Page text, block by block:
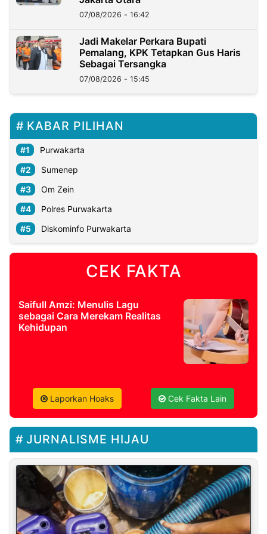
07/08/2026 - 16:42
Jadi Makelar Perkara Bupati
Pemalang, KPK Tetapkan Gus Haris
Sebagai Tersangka
07/08/2026 - 15:45
KABAR PILIHAN
Purwakarta
Sumenep
Om Zein
Polres Purwakarta
Diskominfo Purwakarta
CEK FAKTA
Saifull Amzi: Menulis Lagu
sebagai Cara Merekam Realitas
Kehidupan
Laporkan Hoaks Cek Fakta Lain
JURNALISME HIJAU